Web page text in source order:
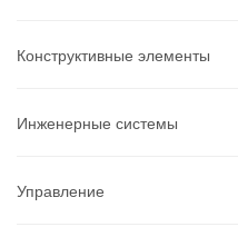
Конструктивные элементы
Инженерные системы
Управление